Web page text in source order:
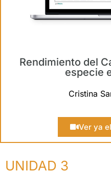
Rendimiento del
especie
Cristina
Ver ya
UNIDAD 3